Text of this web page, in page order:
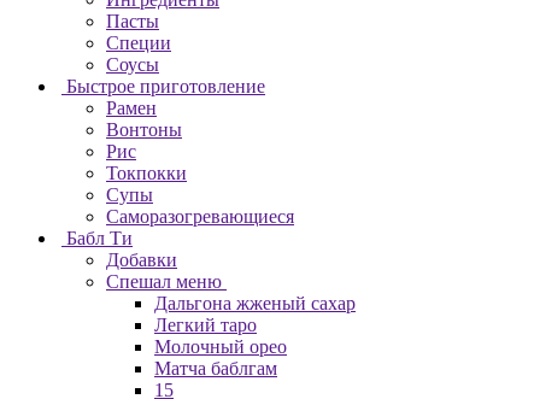
Пасты
Специи
Соусы
Быстрое приготовление
Рамен
Вонтоны
Рис
Токпокки
Супы
Саморазогревающиеся
Бабл Ти
Добавки
Спешал меню
Дальгона жженый сахар
Легкий таро
Молочный орео
Матча баблгам
15